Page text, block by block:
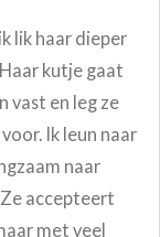
lik haar dieper
Haar kutje gaat
vast en leg ze
Ik leun naar
naar
Ze accepteert
met veel